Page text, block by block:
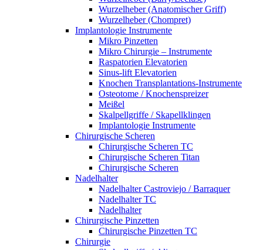
Wurzelheber (Anatomischer Griff)
Wurzelheber (Chompret)
Implantologie Instrumente
Mikro Pinzetten
Mikro Chirurgie – Instrumente
Raspatorien Elevatorien
Sinus-lift Elevatorien
Knochen Transplantations-Instrumente
Osteotome / Knochenspreizer
Meißel
Skalpellgriffe / Skapellklingen
Implantologie Instrumente
Chirurgische Scheren
Chirurgische Scheren TC
Chirurgische Scheren Titan
Chirurgische Scheren
Nadelhalter
Nadelhalter Castroviejo / Barraquer
Nadelhalter TC
Nadelhalter
Chirurgische Pinzetten
Chirurgische Pinzetten TC
Chirurgie